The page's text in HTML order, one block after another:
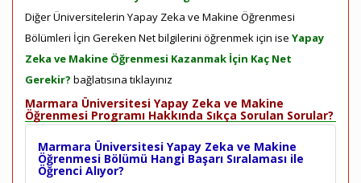
Diğer Üniversitelerin Yapay Zeka ve Makine Öğrenmesi
Bölümleri İçin Gereken Net bilgilerini öğrenmek için ise Yapay
Zeka ve Makine Öğrenmesi Kazanmak İçin Kaç Net
Gerekir? bağlatısına tıklayınız
Marmara Üniversitesi Yapay Zeka ve Makine
Öğrenmesi Programı Hakkında Sıkça Sorulan Sorular?
Marmara Üniversitesi Yapay Zeka ve Makine
Öğrenmesi Bölümü Hangi Başarı Sıralaması ile
Öğrenci Alıyor?